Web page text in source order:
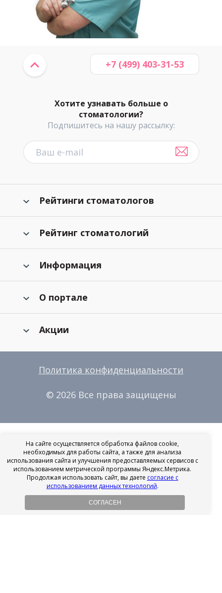
Хотите узнавать больше о
стоматологии?
Подпишитесь на нашу рассылку:
+7 (499) 403-31-53
Рейтинги стоматологов
Рейтинг стоматологий
Информация
О портале
Акции
Политика конфиденциальности
© 2026 Все права защищены
На сайте осуществляется обработка файлов cookie,
необходимых для работы сайта, а также для анализа
использования сайта и улучшения предоставляемых сервисов с
использованием метрической программы Яндекс.Метрика.
Продолжая использовать сайт, вы даете согласие с
использованием данных технологий.
СОГЛАСЕН